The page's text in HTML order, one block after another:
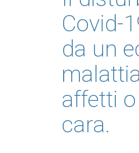
Covid-
da un
affetti
cara.